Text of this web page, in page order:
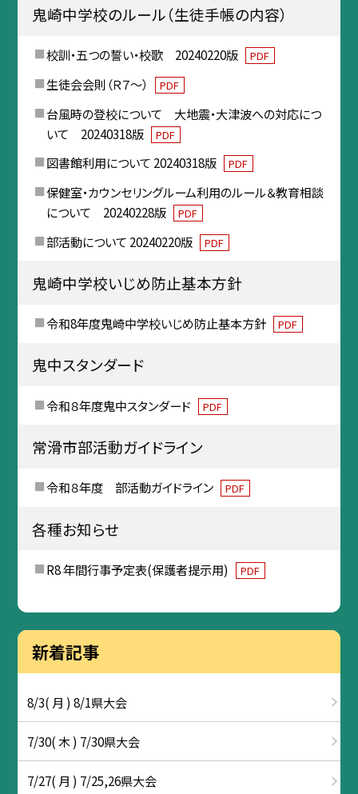
鬼崎中学校のルール（生徒手帳の内容）
校訓・五つの誓い・校歌 20240220版 PDF
生徒会会則（Ｒ７～） PDF
台風時の登校について 大地震・大津波への対応につ
いて 20240318版
PDF
図書館利用について 20240318版 PDF
保健室・カウンセリングルーム利用のルール＆教育相談
について 20240228版
PDF
部活動について 20240220版 PDF
鬼崎中学校いじめ防止基本方針
令和8年度鬼崎中学校いじめ防止基本方針 PDF
鬼中スタンダード
令和８年度鬼中スタンダード PDF
常滑市部活動ガイドライン
令和８年度 部活動ガイドライン PDF
各種お知らせ
R8 年間行事予定表(保護者提示用) PDF
新着記事
8/3( 月 ) 8/1県大会
7/30( 木 ) 7/30県大会
7/27( 月 ) 7/25,26県大会